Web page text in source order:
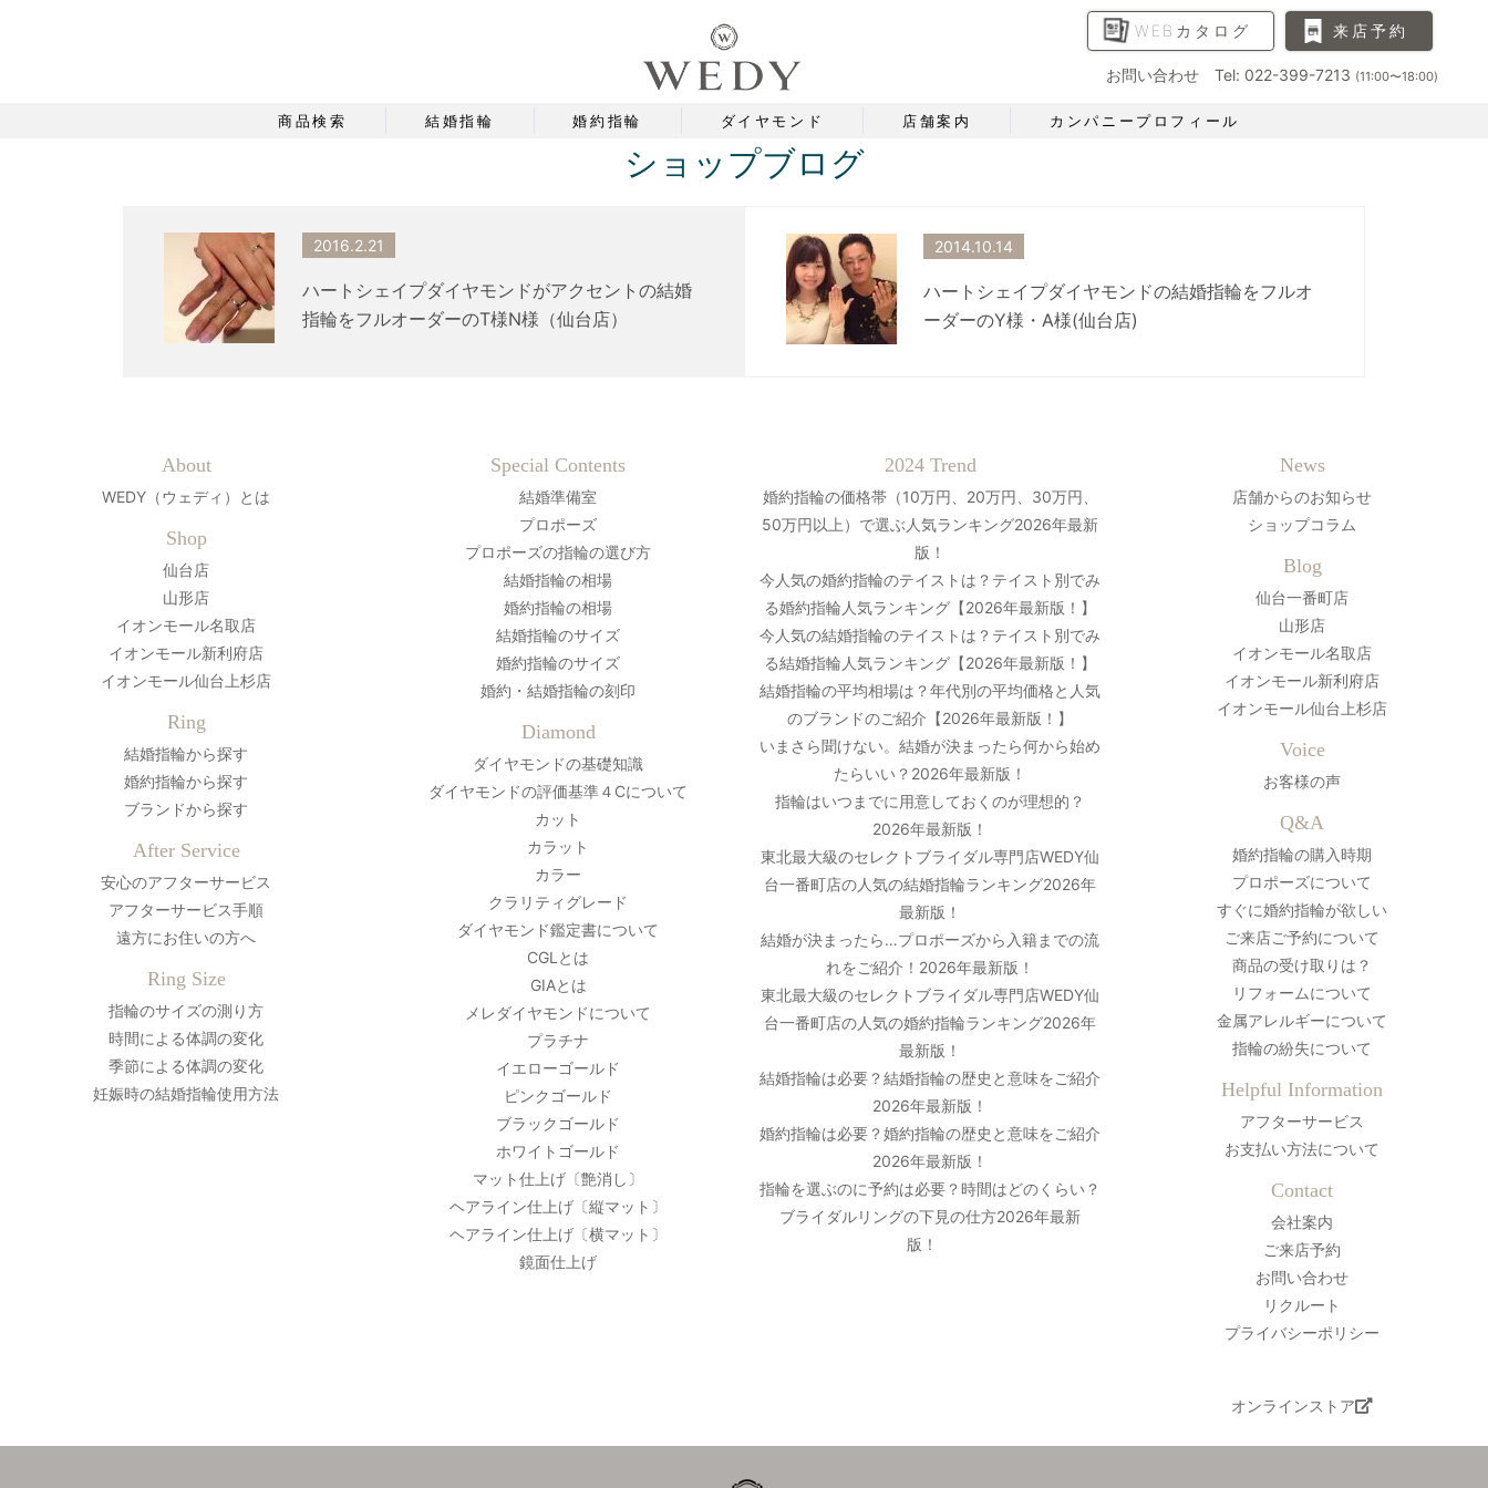
WEBカタログ 来店予約
お問い合わせ Tel: 022-399-7213 (11:00〜18:00)
商品検索 結婚指輪 婚約指輪 ダイヤモンド 店舗案内 カンパニープロフィール
ショップブログ
2016.2.21
ハートシェイプダイヤモンドがアクセントの結婚
指輪をフルオーダーのT様N様（仙台店）
2014.10.14
ハートシェイプダイヤモンドの結婚指輪をフルオ
ーダーのY様・A様(仙台店)
About
WEDY（ウェディ）とは
Shop
仙台店
山形店
イオンモール名取店
イオンモール新利府店
イオンモール仙台上杉店
Ring
結婚指輪から探す
婚約指輪から探す
ブランドから探す
After Service
安心のアフターサービス
アフターサービス手順
遠方にお住いの方へ
Ring Size
指輪のサイズの測り方
時間による体調の変化
季節による体調の変化
妊娠時の結婚指輪使用方法
Special Contents
結婚準備室
プロポーズ
プロポーズの指輪の選び方
結婚指輪の相場
婚約指輪の相場
結婚指輪のサイズ
婚約指輪のサイズ
婚約・結婚指輪の刻印
Diamond
ダイヤモンドの基礎知識
ダイヤモンドの評価基準４Cについて
カット
カラット
カラー
クラリティグレード
ダイヤモンド鑑定書について
CGLとは
GIAとは
メレダイヤモンドについて
プラチナ
イエローゴールド
ピンクゴールド
ブラックゴールド
ホワイトゴールド
マット仕上げ〔艶消し〕
ヘアライン仕上げ〔縦マット〕
ヘアライン仕上げ〔横マット〕
鏡面仕上げ
2024 Trend
婚約指輪の価格帯（10万円、20万円、30万円、
50万円以上）で選ぶ人気ランキング2026年最新
版！
今人気の婚約指輪のテイストは？テイスト別でみ
る婚約指輪人気ランキング【2026年最新版！】
今人気の結婚指輪のテイストは？テイスト別でみ
る結婚指輪人気ランキング【2026年最新版！】
結婚指輪の平均相場は？年代別の平均価格と人気
のブランドのご紹介【2026年最新版！】
いまさら聞けない。結婚が決まったら何から始め
たらいい？2026年最新版！
指輪はいつまでに用意しておくのが理想的？
2026年最新版！
東北最大級のセレクトブライダル専門店WEDY仙
台一番町店の人気の結婚指輪ランキング2026年
最新版！
結婚が決まったら…プロポーズから入籍までの流
れをご紹介！2026年最新版！
東北最大級のセレクトブライダル専門店WEDY仙
台一番町店の人気の婚約指輪ランキング2026年
最新版！
結婚指輪は必要？結婚指輪の歴史と意味をご紹介
2026年最新版！
婚約指輪は必要？婚約指輪の歴史と意味をご紹介
2026年最新版！
指輪を選ぶのに予約は必要？時間はどのくらい？
ブライダルリングの下見の仕方2026年最新
版！
News
店舗からのお知らせ
ショップコラム
Blog
仙台一番町店
山形店
イオンモール名取店
イオンモール新利府店
イオンモール仙台上杉店
Voice
お客様の声
Q&A
婚約指輪の購入時期
プロポーズについて
すぐに婚約指輪が欲しい
ご来店ご予約について
商品の受け取りは？
リフォームについて
金属アレルギーについて
指輪の紛失について
Helpful Information
アフターサービス
お支払い方法について
Contact
会社案内
ご来店予約
お問い合わせ
リクルート
プライバシーポリシー
オンラインストア